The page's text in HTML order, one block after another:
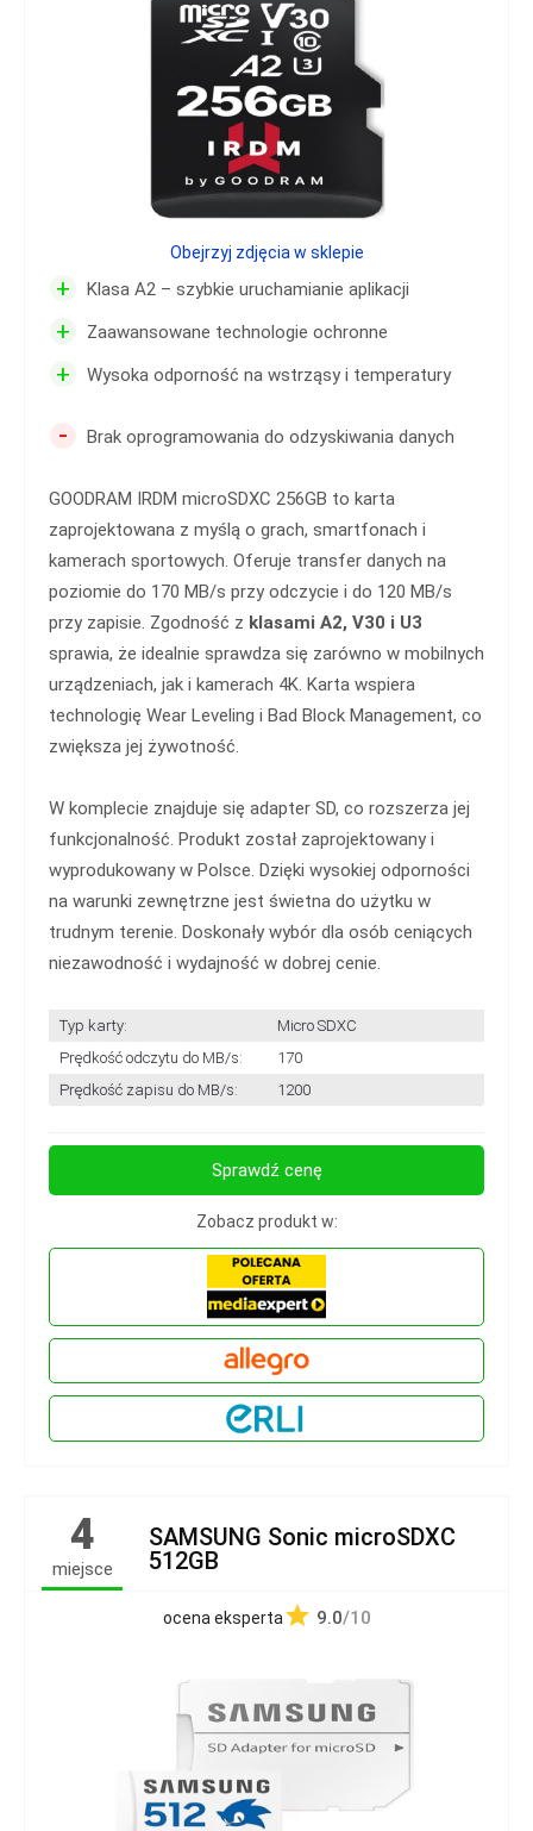
+ Klasa A2 – szybkie uruchamianie aplikacji
+ Zaawansowane technologie ochronne
+ Wysoka odporność na wstrząsy i temperatury
- Brak oprogramowania do odzyskiwania danych
GOODRAM IRDM microSDXC 256GB to karta
zaprojektowana z myślą o grach, smartfonach i
kamerach sportowych. Oferuje transfer danych na
poziomie do 170 MB/s przy odczycie i do 120 MB/s
przy zapisie. Zgodność z klasami A2, V30 i U3
sprawia, że idealnie sprawdza się zarówno w mobilnych
urządzeniach, jak i kamerach 4K. Karta wspiera
technologię Wear Leveling i Bad Block Management, co
zwiększa jej żywotność.
W komplecie znajduje się adapter SD, co rozszerza jej
funkcjonalność. Produkt został zaprojektowany i
wyprodukowany w Polsce. Dzięki wysokiej odporności
na warunki zewnętrzne jest świetna do użytku w
trudnym terenie. Doskonały wybór dla osób ceniących
niezawodność i wydajność w dobrej cenie.
Typ karty:
Micro SDXC
Prędkość odczytu do MB/s:
170
Prędkość zapisu do MB/s:
1200
Obejrzyj zdjęcia w sklepie
Sprawdź cenę
Zobacz produkt w:
4
miejsce
SAMSUNG Sonic microSDXC
512GB
ocena eksperta 9.0/10